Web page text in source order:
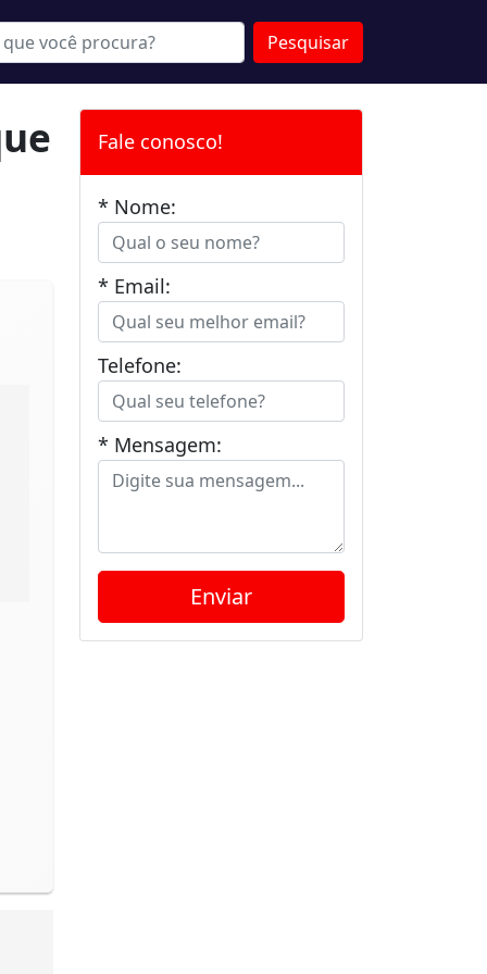
Pesquisar
Fale conosco!
* Nome:
* Email:
Telefone:
* Mensagem: